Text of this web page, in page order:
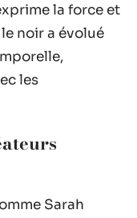
la force et
noir a évolué
les
Sarah